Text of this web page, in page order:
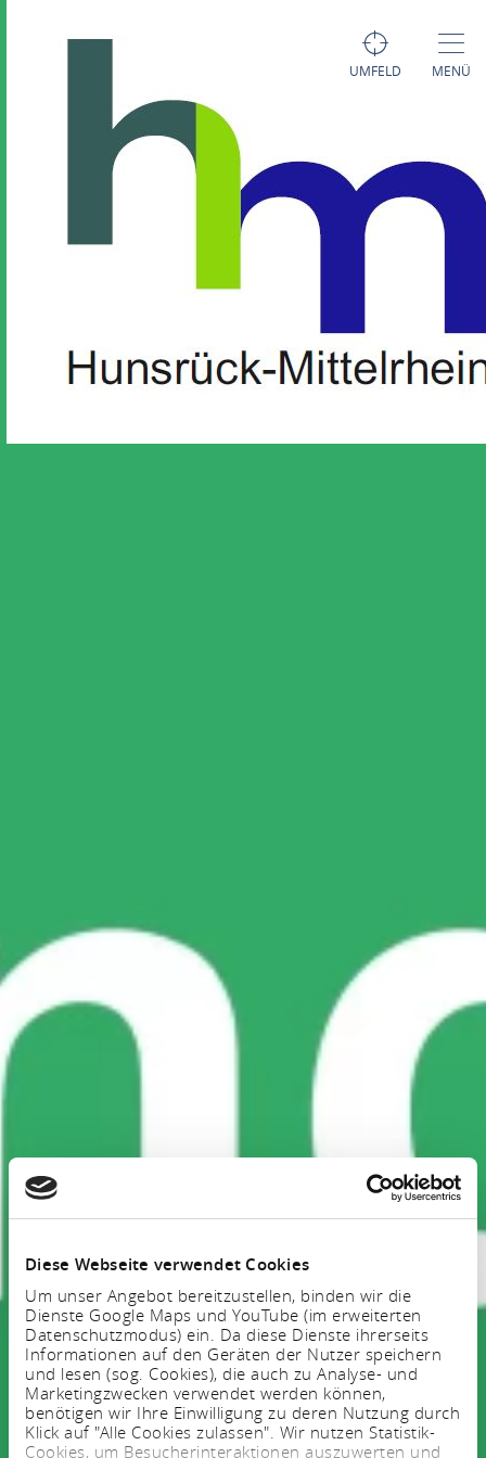
Diese Webseite verwendet Cookies
Um unser Angebot bereitzustellen, binden wir die
Dienste Google Maps und YouTube (im erweiterten
Datenschutzmodus) ein. Da diese Dienste ihrerseits
Informationen auf den Geräten der Nutzer speichern
und lesen (sog. Cookies), die auch zu Analyse- und
Marketingzwecken verwendet werden können,
benötigen wir Ihre Einwilligung zu deren Nutzung durch
Klick auf "Alle Cookies zulassen". Wir nutzen Statistik-
Cookies, um Besucherinteraktionen auszuwerten und
UMFELD MENÜ